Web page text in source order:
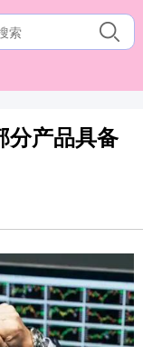
分产品具备